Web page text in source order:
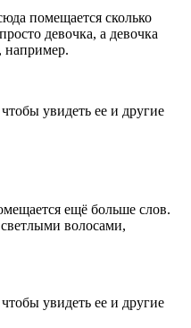
помещается сколько
девочка, а девочка
например.
увидеть ее и другие
ещё больше слов.
волосами,
увидеть ее и другие